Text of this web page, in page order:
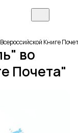
Книге
во
Почета"